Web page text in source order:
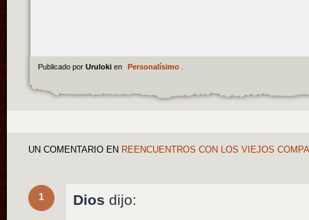
Publicado por Uruloki en Personalísimo.
UN COMENTARIO EN REENCUENTROS CON LOS VIEJOS
1 Dios dijo: